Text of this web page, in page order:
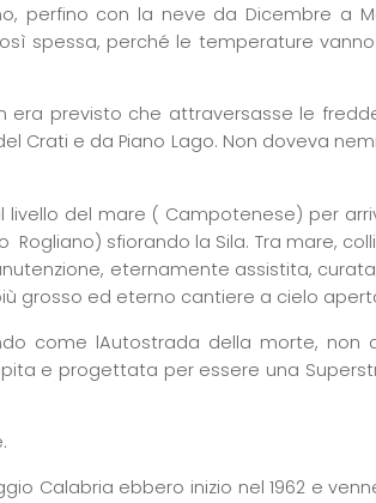
perfino con la neve da Dicembre a
spessa, perché le temperature
era previsto che attraversasse le
Crati e da Piano Lago. Non doveva
livello del mare ( Campotenese) per
Rogliano) sfiorando la Sila. Tra mare,
eternamente assistita,
grosso ed eterno cantiere a cielo
come lAutostrada della morte, non
e progettata per essere una
Calabria ebbero inizio nel 1962 e